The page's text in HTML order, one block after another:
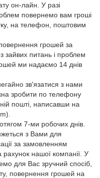
он-лайн. У разі
повернемо вам гроші
на телефон, поштовим
грошей за
зайвих питань і проблем
ми надаємо 14 днів
зв'язатися з нами
зробити по телефону
пошті, написавши на
7-ми робочих днів.
з Вами для
за замовленням
рахунок нашої компанії. У
для Вас зручний спосіб,
повернення грошей на